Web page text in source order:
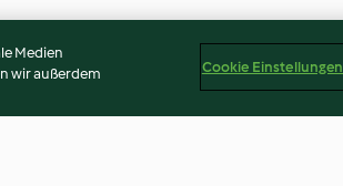
Medien
wir außerdem
Cookie Einstellungen